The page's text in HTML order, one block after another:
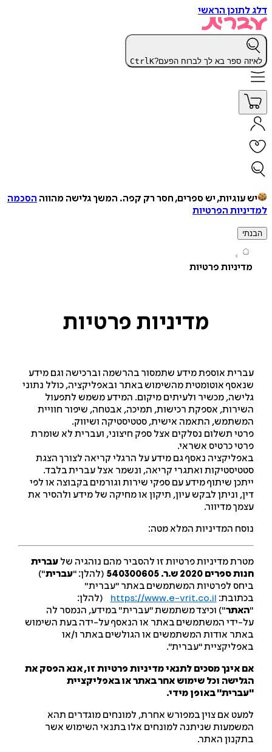
הראשי
ספר בא לך לברוח הפעם? CtrlK
עוגיות, יש ספרים, חסר רק קפה. המשך גלישה מהווההסכמה
הפרטיות
פרטיות
מדיניותפרטיות
אוספת מידע שתמסור בהרשמה וברכישה וגם מידע
אוטומטית מהשימוש באתר ובאפליקציה, כולל נתוני
מכשיר ולעיתים מיקום. המידע משמש לתפעול
אספקת רכישות, תמיכה, אבטחה, שיפור חוויית
התאמה אישית, סטטיסטיקה ושיווק.
תשלום נסלקים אצל ספק חיצוני, ועברית לא שומרת
כרטיס אשראי.
נאסף גם מידע על הרגלי קריאה לצורך הצגת
ואתגרי קריאה, ונשמר אצל עברית בלבד.
שיתוף מידע עם ספקי שירות וגורמים בקבוצה או לפי
וניתן לבקש עיון, תיקון או מחיקה של מידע ולהסיר את
מדיוור.
המדיניות המלא מטה:
מדיניות פרטיות זו להסביר מהם נוהגיה שלעברית
ספרים 2020 ש.ר. 540300605
(להלן: "עברית")
לפרטיות המשתמשים באתר "עברית"
https://www.e-vrit.co.il(להלן:
") וכיצד משתמשת "עברית" במידע, הנמסר לה
ידי המשתמשים באתר או הנאסף על-ידה בעת השימוש
אודות המשתמשים או הגולשים באתר ו/או
"עברית".
אינך מסכים לתנאי מדיניות פרטיות זו, אנא הפסק את
וכל שימוש אחר באתר או באפליקציית
באופן מידי.
אם צוין במפורש אחרת, למונחים מוגדרים תהא
שניתנה למונחים אלו בתנאי השימוש אשר
האתר.